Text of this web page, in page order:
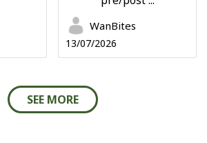
WanBites
13/07/2026
SEE MORE